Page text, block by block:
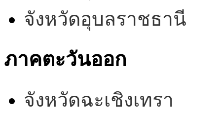
จังหวัดอุบลราชธานี
ภาคตะวันออก
จังหวัดฉะเชิงเทรา